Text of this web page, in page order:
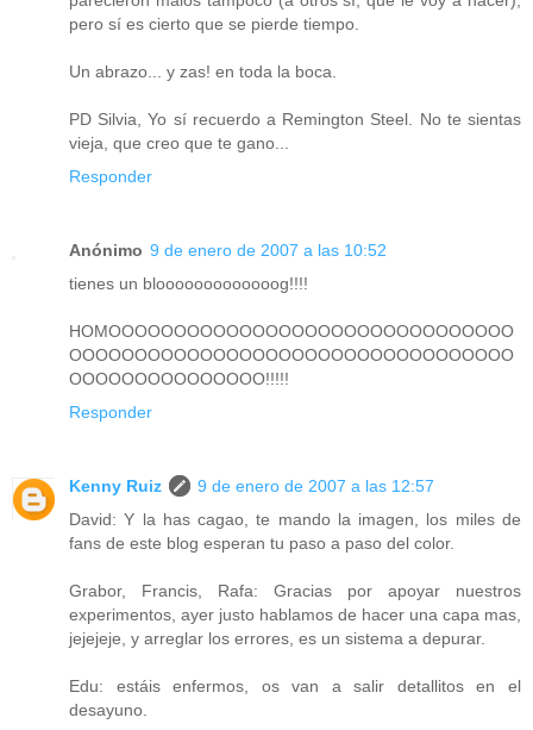
pero sí es cierto que se pierde tiempo.
Un abrazo... y zas! en toda la boca.
PD Silvia, Yo sí recuerdo a Remington Steel. No te sientas
vieja, que creo que te gano...
Responder
Anónimo 9 de enero de 2007 a las 10:52
tienes un blooooooooooooog!!!!
HOMOOOOOOOOOOOOOOOOOOOOOOOOOOOOOOO
OOOOOOOOOOOOOOOOOOOOOOOOOOOOOOOOOO
OOOOOOOOOOOOOOO!!!!!
Responder
Kenny Ruiz
9 de enero de 2007 a las 12:57
David: Y la has cagao, te mando la imagen, los miles de
fans de este blog esperan tu paso a paso del color.
Grabor, Francis, Rafa: Gracias por apoyar nuestros
experimentos, ayer justo hablamos de hacer una capa mas,
jejejeje, y arreglar los errores, es un sistema a depurar.
Edu: estáis enfermos, os van a salir detallitos en el
desayuno.